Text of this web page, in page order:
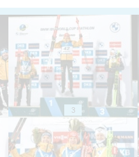
3